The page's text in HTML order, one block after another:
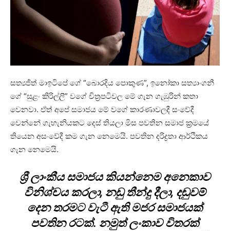
සත්‍යජිත් මාඉටිපේ ගේ “බොරදිය පොකුණ”, ඉනෝකා සත්‍යාංගනී
ගේ “සුළං කිරිල්ලී” වගේ චිත්‍රපටිවල මේ ගැන ගැඹුරින් කතා
වෙනවා. ඒත් අපේ සමාජය මේ වගේ කාරණාවලදී සංවේදී
වෙන්නේ ගැහැනියකට දෙස් තියලා මිස පවතින සමාජ ක්‍රමයේ
තියෙන අසංවේදී කම ගැන නෙමෙයි. පවතින දරිද්‍රතා ආර්ථිකය
ගැන නෙමෙයි.
ශ්‍රී ලාංකීය සමාජය කියන්නෙම අනෙකාව
විනිශ්චය කරලා, නඩු තීන්දු දීලා, දඬුවම්
දෙන තරමට වැටී ඇති මජර සමාජයක්
පවතින රටක්. නමුත් ලංකාව විතරක්